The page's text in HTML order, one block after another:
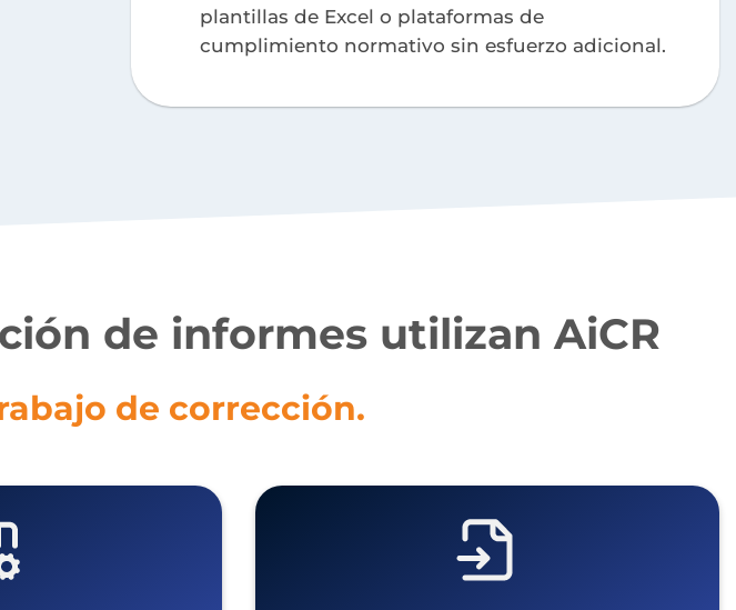
plantillas de Excel o plataformas de
cumplimiento normativo sin esfuerzo adicional.
de informes utilizan AiCR
de corrección.